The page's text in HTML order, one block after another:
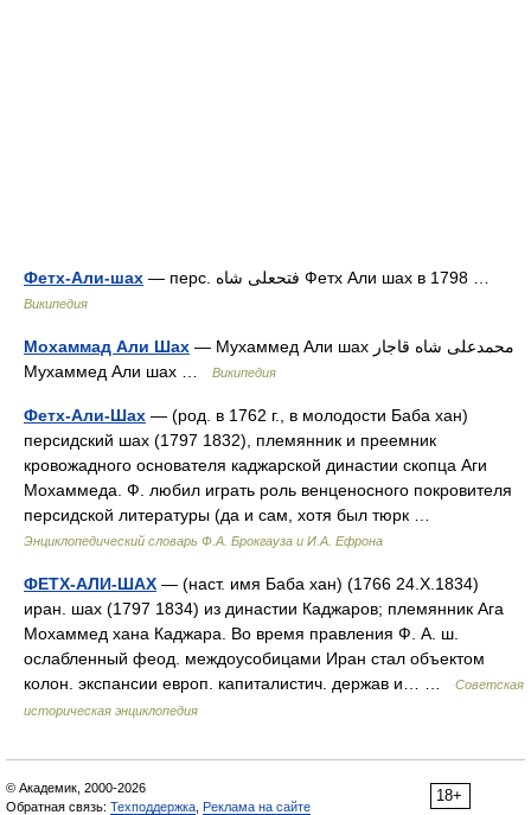
Фетх-Али-шах — перс. فتحعلی شاه Фетх Али шах в 1798 …
Википедия
Мохаммад Али Шах — Мухаммед Али шах محمدعلی شاه قاجار
Мухаммед Али шах …
Википедия
Фетх-Али-Шах — (род. в 1762 г., в молодости Баба хан)
персидский шах (1797 1832), племянник и преемник
кровожадного основателя каджарской династии скопца Аги
Мохаммеда. Ф. любил играть роль венценосного покровителя
персидской литературы (да и сам, хотя был тюрк …
Энциклопедический словарь Ф.А. Брокгауза и И.А. Ефрона
ФЕТХ-АЛИ-ШАХ — (наст. имя Баба хан) (1766 24.Х.1834)
иран. шах (1797 1834) из династии Каджаров; племянник Ага
Мохаммед хана Каджара. Во время правления Ф. А. ш.
ослабленный феод. междоусобицами Иран стал объектом
колон. экспансии европ. капиталистич. держав и… …
Советская
историческая энциклопедия
18+
© Академик, 2000-2026
Обратная связь: Техподдержка Реклама на сайте